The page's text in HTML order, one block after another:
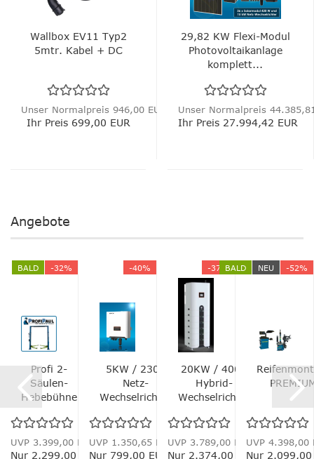
Wallbox EV11 Typ2
5mtr. Kabel + DC
Unser Normalpreis 946,00 EUR
Ihr Preis 699,00 EUR
29,82 KW Flexi-Modul
Photovoltaikanlage
komplett...
Unser Normalpreis
Ihr Preis 27.994,42 EUR
Angebote
BALD -32%
Profi 2-
Säulen-
Hebebühne
4.0 T...
UVP 3.399,00 EUR
Nur 2.299,00 EUR
-40%
5KW / 230V
Netz-
Wechselrichter
UVP 1.350,65 EUR
Nur 799,00 EUR
-37%
20KW / 400V
Hybrid-
Wechselrichter
UVP 3.789,00 EUR
Nur 2.374,00 EUR
BALD NEU -52%
UVP 4.398,00
Nur 2.099,00